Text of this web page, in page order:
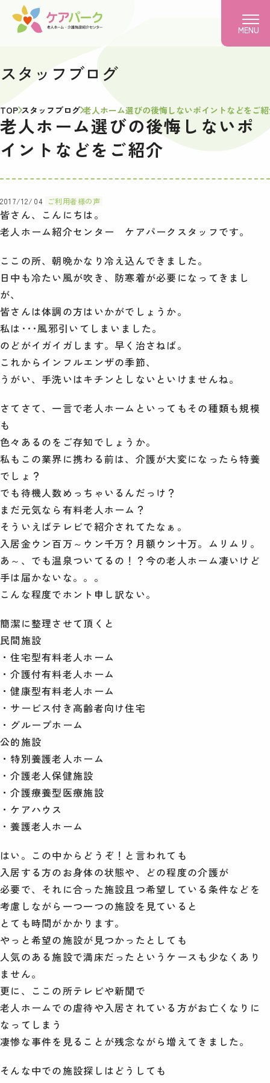
MENU
スタッフブログ
TOP スタッフブログ 老人ホーム選びの後悔しないポイントなどをご
老人ホーム選びの後悔しないポ
イントなどをご紹介
2017/12/04 ご利用者様の声
皆さん、こんにちは。
老人ホーム紹介センター ケアパークスタッフです。
ここの所、朝晩かなり冷え込んできました。
日中も冷たい風が吹き、防寒着が必要になってきまし
が、
皆さんは体調の方はいかがでしょうか。
私は･･･風邪引いてしまいました。
のどがイガイガします。早く治さねば。
これからインフルエンザの季節、
うがい、手洗いはキチンとしないといけませんね。
さてさて、一言で老人ホームといってもその種類も規模
も
色々あるのをご存知でしょうか。
私もこの業界に携わる前は、介護が大変になったら特養
でしょ？
でも待機人数めっちゃいるんだっけ？
まだ元気なら有料老人ホーム？
そういえばテレビで紹介されてたなぁ。
入居金ウン百万～ウン千万？月額ウン十万。ムリムリ。
あ～、でも温泉ついてるの！？今の老人ホーム凄いけど
手は届かないな。。。
こんな程度でホント申し訳ない。
簡潔に整理させて頂くと
民間施設
・住宅型有料老人ホーム
・介護付有料老人ホーム
・健康型有料老人ホーム
・サービス付き高齢者向け住宅
・グループホーム
公的施設
・特別養護老人ホーム
・介護老人保健施設
・介護療養型医療施設
・ケアハウス
・養護老人ホーム
はい。この中からどうぞ！と言われても
入居する方のお身体の状態や、どの程度の介護が
必要で、それに合った施設且つ希望している条件などを
考慮しながら一つ一つの施設を見ていると
とても時間がかかります。
やっと希望の施設が見つかったとしても
人気のある施設で満床だったというケースも少なくあり
ません。
更に、ここの所テレビや新聞で
老人ホームでの虐待や入居されている方がお亡くなりに
なってしまう
凄惨な事件を見ることが残念ながら増えてきました。
そんな中での施設探しはどうしても